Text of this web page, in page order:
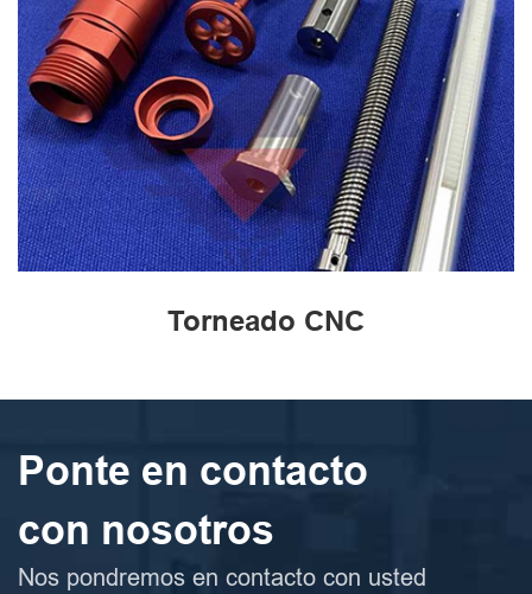
Torneado CNC
Ponte en contacto
con nosotros
Nos pondremos en contacto con usted